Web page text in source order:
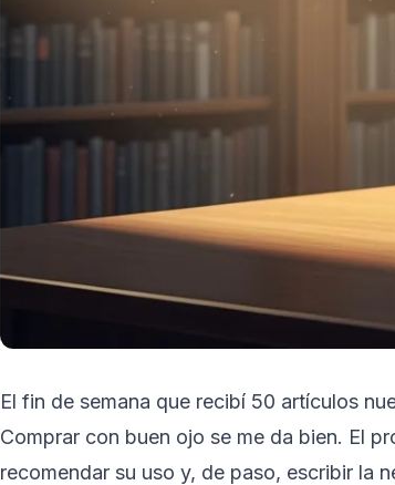
El fin de semana que recibí 50 artículos
Comprar con buen ojo se me da bien. El
recomendar su uso y, de paso, escribir la